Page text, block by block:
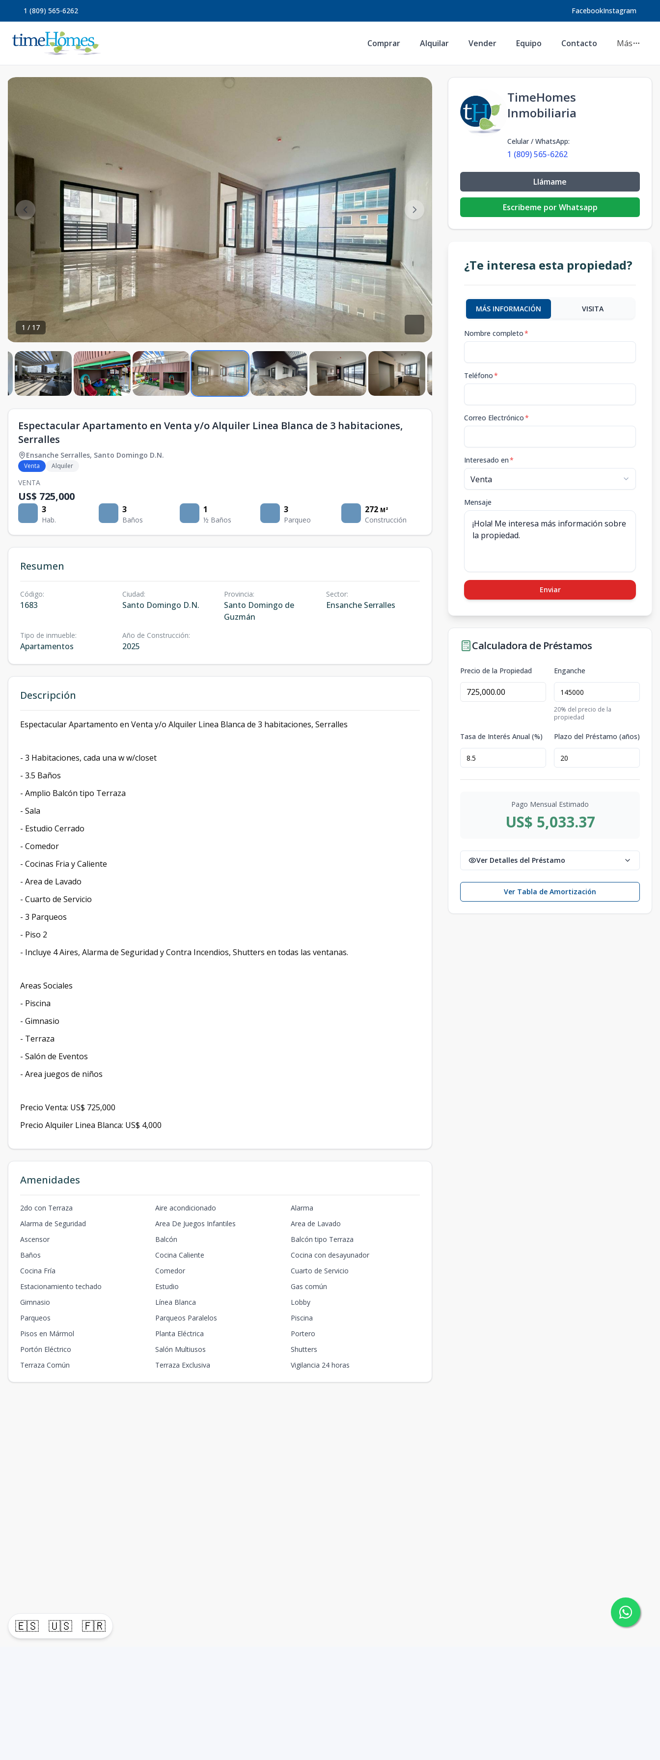
🇪🇸 🇺🇸 🇫🇷
1 (809) 565-6262 FacebookInstagram
Comprar Alquilar Vender Equipo Contacto Más
1 / 17
Espectacular Apartamento en Venta y/o Alquiler Linea Blanca de 3 habitaciones,
Serralles
Ensanche Serralles, Santo Domingo D.N.
Venta Alquiler
VENTA
US$ 725,000
3
Hab.
3
Baños
1
½ Baños
3
Parqueo
272 M²
Construcción
Resumen
Código:
1683
Ciudad:
Santo Domingo D.N.
Provincia:
Santo Domingo de
Guzmán
Sector:
Ensanche Serralles
Tipo de inmueble:
Apartamentos
Año de Construcción:
2025
Descripción
Espectacular Apartamento en Venta y/o Alquiler Linea Blanca de 3 habitaciones, Serralles
- 3 Habitaciones, cada una w w/closet
- 3.5 Baños
- Amplio Balcón tipo Terraza
- Sala
- Estudio Cerrado
- Comedor
- Cocinas Fria y Caliente
- Area de Lavado
- Cuarto de Servicio
- 3 Parqueos
- Piso 2
- Incluye 4 Aires, Alarma de Seguridad y Contra Incendios, Shutters en todas las ventanas.
Areas Sociales
- Piscina
- Gimnasio
- Terraza
- Salón de Eventos
- Area juegos de niños
Precio Venta: US$ 725,000
Precio Alquiler Linea Blanca: US$ 4,000
Amenidades
2do con Terraza Aire acondicionado
Alarma
Alarma de Seguridad
Area De Juegos Infantiles
Area de Lavado
Ascensor
Balcón
Balcón tipo Terraza
Baños
Cocina Caliente
Cocina con desayunador
Cocina Fría
Comedor
Cuarto de Servicio
Estacionamiento techado
Estudio
Gas común
Gimnasio
Línea Blanca
Lobby
Parqueos
Parqueos Paralelos
Piscina
Pisos en Mármol
Planta Eléctrica
Portero
Portón Eléctrico
Salón Multiusos
Shutters
Terraza Común
Terraza Exclusiva Vigilancia 24 horas
TimeHomes
Inmobiliaria
Celular / WhatsApp:
1 (809) 565-6262
Llámame
Escribeme por Whatsapp
¿Te interesa esta propiedad?
MÁS INFORMACIÓN VISITA
Nombre completo*
Teléfono*
Correo Electrónico*
Interesado en*
Mensaje
Enviar
Calculadora de Préstamos
Precio de la Propiedad Enganche
20% del precio de la
propiedad
Tasa de Interés Anual (%) Plazo del Préstamo (años)
Pago Mensual Estimado
US$ 5,033.37
Ver Detalles del Préstamo
Ver Tabla de Amortización